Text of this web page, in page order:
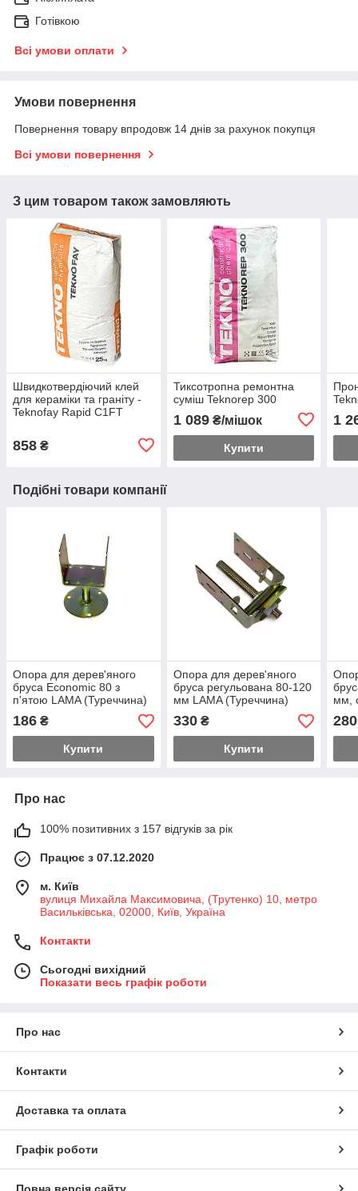
Готівкою
Всі умови оплати
Умови повернення
Повернення товару впродовж 14 днів за рахунок покупця
Всі умови повернення
З цим товаром також замовляють
Швидкотвердіючий клей
для кераміки та граніту -
Teknofay Rapid C1FT
858 ₴
Тиксотропна ремонтна
суміш Teknorep 300
1 089₴/мішок
Купити
1
Подібні товари компанії
Опора для дерев'яного
бруса Economic 80 з
п'ятою LAMA (Туреччина)
186 ₴
Купити
Опора для дерев'яного
бруса регульована 80-120
мм LAMA (Туреччина)
330₴
Купити
мм,
280
Про нас
100% позитивних з 157 відгуків за рік
Працює з 07.12.2020
м. Київ
вулиця Михайла Максимовича, (Трутенко) 10, метро
Васильківська, 02000, Київ, Україна
Контакти
Сьогодні вихідний
Показати весь графік роботи
Про нас
Контакти
Доставка та оплата
Графік роботи